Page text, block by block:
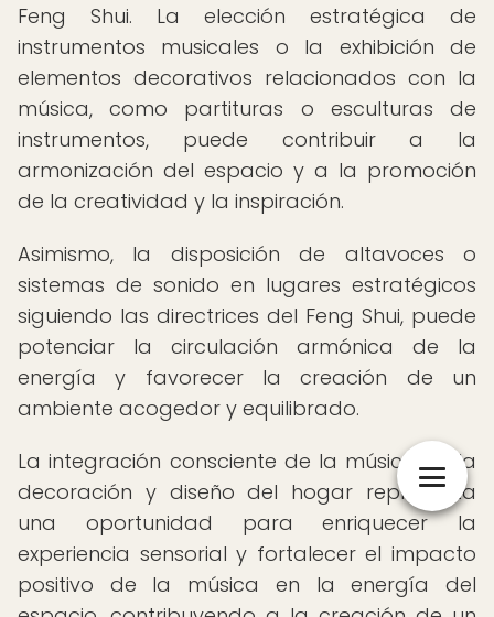
Feng Shui. La elección estratégica de
instrumentos musicales o la exhibición de
elementos decorativos relacionados con la
música, como partituras o esculturas de
instrumentos, puede contribuir a la
armonización del espacio y a la promoción
de la creatividad y la inspiración.
Asimismo, la disposición de altavoces o
sistemas de sonido en lugares estratégicos
siguiendo las directrices del Feng Shui, puede
potenciar la circulación armónica de la
energía y favorecer la creación de un
ambiente acogedor y equilibrado.
La integración consciente de la música en la
decoración y diseño del hogar representa
una oportunidad para enriquecer la
experiencia sensorial y fortalecer el impacto
positivo de la música en la energía del